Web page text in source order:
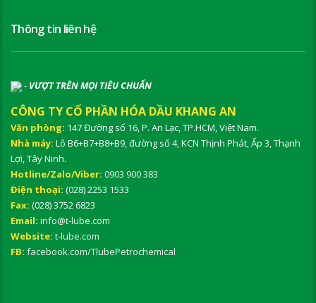
Thông tin liên hệ
- VƯỢT TRÊN MỌI TIÊU CHUẨN
CÔNG TY CỔ PHẦN HÓA DẦU KHANG AN
Văn phòng: 147 Đường số 16, P. An Lạc, TP.HCM, Việt Nam.
Nhà máy: Lô B6+B7+B8+B9, đường số 4, KCN Thịnh Phát, Ấp 3, Thạnh
Lợi, Tây Ninh.
Hotline/Zalo/Viber: 0903 900 383
Điện thoại: (028) 2253 1533
Fax: (028) 3752 6823
Email: info@t-lube.com
Website: t-lube.com
FB: facebook.com/TlubePetrochemical